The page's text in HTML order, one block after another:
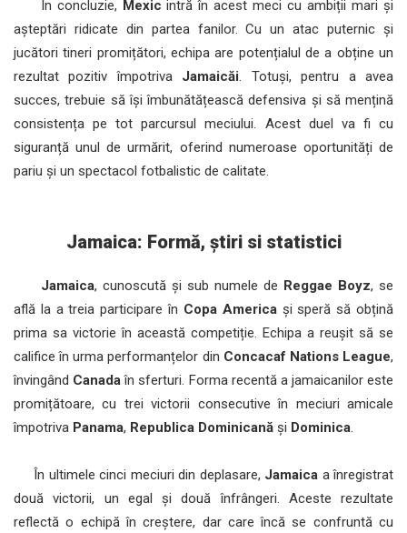
În concluzie, Mexic intră în acest meci cu ambiții mari și
așteptări ridicate din partea fanilor. Cu un atac puternic și
jucători tineri promițători, echipa are potențialul de a obține un
rezultat pozitiv împotriva Jamaicăi. Totuși, pentru a avea
succes, trebuie să își îmbunătățească defensiva și să mențină
consistența pe tot parcursul meciului. Acest duel va fi cu
siguranță unul de urmărit, oferind numeroase oportunități de
pariu și un spectacol fotbalistic de calitate.
Jamaica: Formă, știri si statistici
Jamaica, cunoscută și sub numele de Reggae Boyz, se
află la a treia participare în Copa Americași speră să obțină
prima sa victorie în această competiție. Echipa a reușit să se
califice în urma performanțelor din Concacaf Nations League,
învingând Canadaîn sferturi. Forma recentă a jamaicanilor este
promițătoare, cu trei victorii consecutive în meciuri amicale
împotriva Panama, Republica Dominicană și Dominica.
În ultimele cinci meciuri din deplasare, Jamaica a înregistrat
două victorii, un egal și două înfrângeri. Aceste rezultate
reflectă o echipă în creștere, dar care încă se confruntă cu